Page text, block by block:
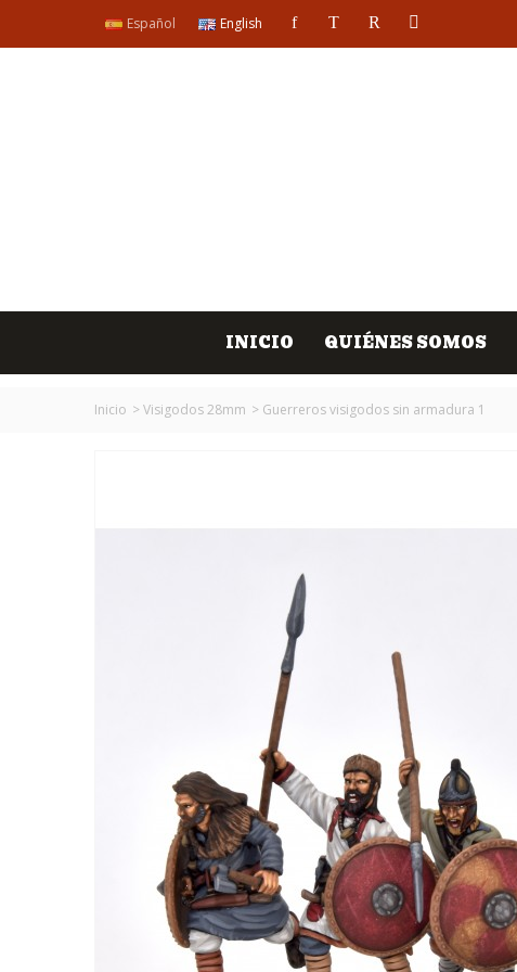
Español English
INICIO QUIÉNES SOMOS
Inicio >Visigodos 28mm > Guerreros visigodos sin armadura 1